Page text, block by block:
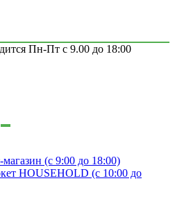
Пн-Пт с 9.00 до 18:00
(с 9:00 до 18:00)
HOUSEHOLD (с 10:00 до